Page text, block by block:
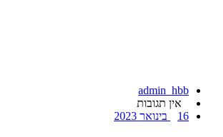
admin_hbb
אין תגובות